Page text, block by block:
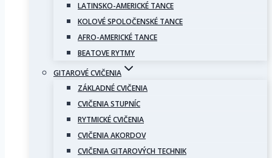
LATINSKO-AMERICKÉ TANCE
KOLOVÉ SPOLOČENSKÉ TANCE
AFRO-AMERICKÉ TANCE
BEATOVE RYTMY
GITAROVÉ CVIČENIA
ZÁKLADNÉ CVIČENIA
CVIČENIA STUPNÍC
RYTMICKÉ CVIČENIA
CVIČENIA AKORDOV
CVIČENIA GITAROVÝCH TECHNIK